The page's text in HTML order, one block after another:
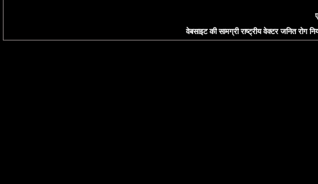
वेबसाइट की सामग्री राष्ट्रीय वेक्टर जनित रोग